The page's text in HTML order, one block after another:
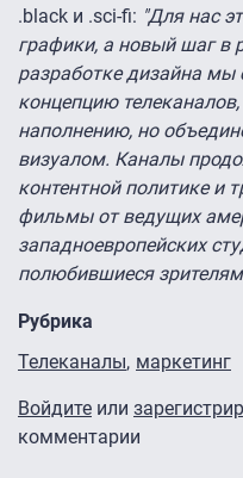
.black и .sci-fi: "Для нас
графики, а новый шаг в
разработке дизайна мы
концепцию
наполнению, но
визуалом. Каналы
контентной политике и
фильмы от ведущих
западноевропейских
полюбившиеся
Рубрика
Телеканалы маркетинг
Войдите или
комментарии